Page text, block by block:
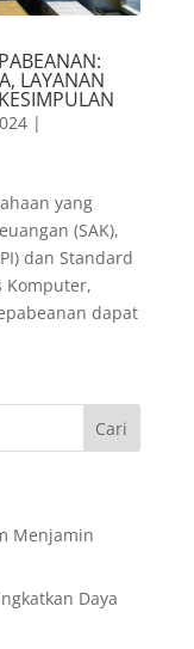
LAYANAN
|
yang
(SAK),
dan Standard
Komputer,
dapat
Menjamin
Daya